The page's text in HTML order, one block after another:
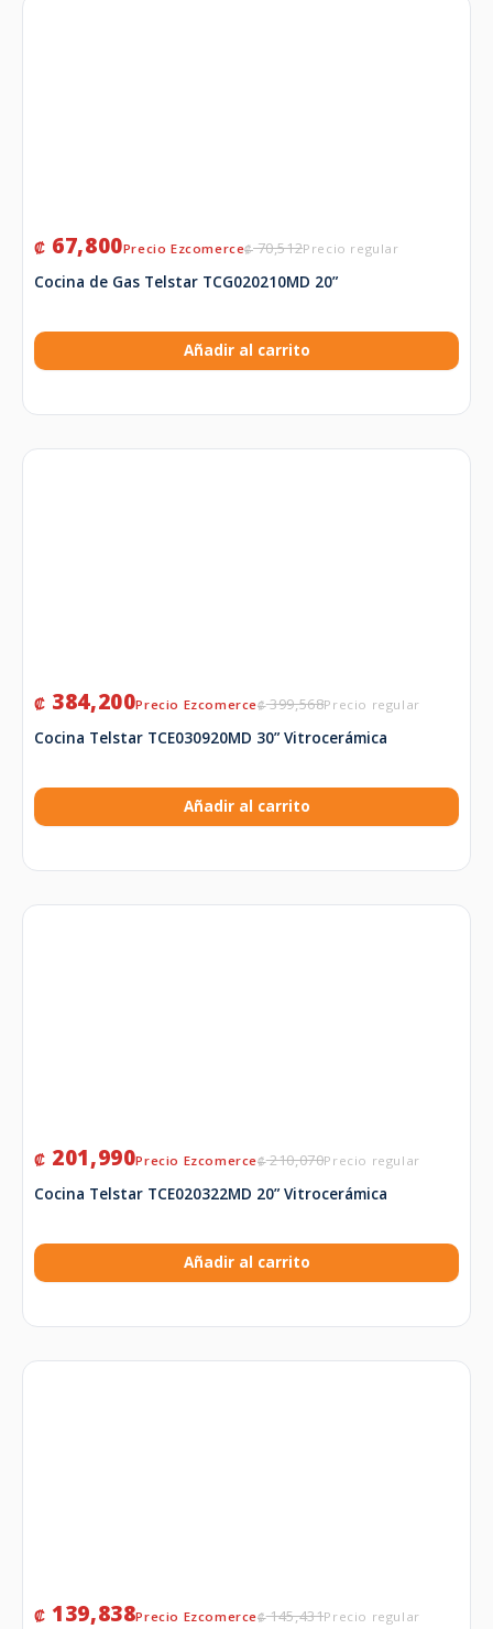
₡70,512
₡ 67,800
Cocina de Gas Telstar TCG020210MD 20”
Añadir al carrito
₡399,568
₡ 384,200
Cocina Telstar TCE030920MD 30” Vitrocerámica
Añadir al carrito
₡210,070
₡ 201,990
Cocina Telstar TCE020322MD 20” Vitrocerámica
Añadir al carrito
₡145,431
₡ 139,838